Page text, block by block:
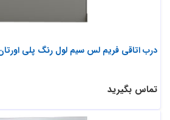
درب اتاقی فریم لس سیم لول رنگ پلی
تماس بگیرید